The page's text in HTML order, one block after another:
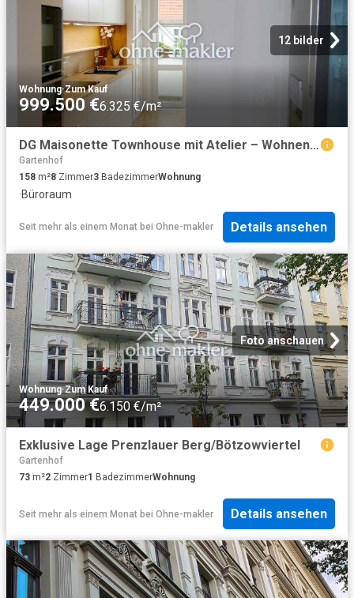
12 bilder
Wohnung·Zum Kauf
999.500 €6.325 €/m²
DG Maisonette Townhouse mit Atelier – Wohnen und Arbeiten unter einem Dach
Gartenhof
158 m²8 Zimmer3 BadezimmerWohnung
·Büroraum
Seit mehr als einem Monat bei Ohne-makler Details ansehen
Foto anschauen
Wohnung·Zum Kauf
449.000 €6.150 €/m²
Exklusive Lage Prenzlauer Berg/Bötzowviertel
Gartenhof
73 m²2 Zimmer1 BadezimmerWohnung
Seit mehr als einem Monat bei Ohne-makler Details ansehen